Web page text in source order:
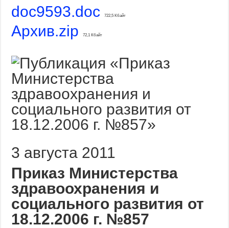
doc9593.doc
722,5 Кбайт
Архив.zip 72,1 Кбайт
3 августа 2011
Приказ Министерства
здравоохранения и
социального развития от
18.12.2006 г. №857